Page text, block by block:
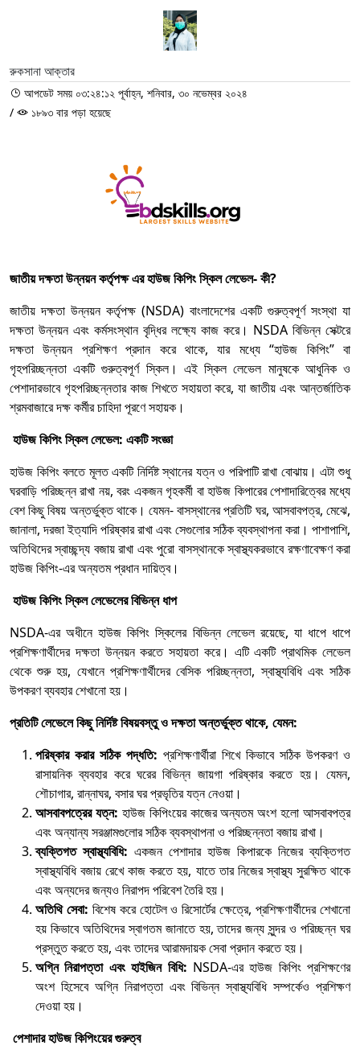
রুকসানা আক্তার
আপডেট সময় ০৩:২৪:১২ পূর্বাহ্ন, শনিবার, ৩০ নভেম্বর ২০২৪
/
১৮৯৩ বার পড়া হয়েছে
জাতীয় দক্ষতা উন্নয়ন কর্তৃপক্ষ এর হাউজ কিপিং স্কিল লেভেল- কী?
জাতীয় দক্ষতা উন্নয়ন কর্তৃপক্ষ (NSDA) বাংলাদেশের একটি গুরুত্বপূর্ণ সংস্থা যা
দক্ষতা উন্নয়ন এবং কর্মসংস্থান বৃদ্ধির লক্ষ্যে কাজ করে। NSDA বিভিন্ন সেক্টরে
দক্ষতা উন্নয়ন প্রশিক্ষণ প্রদান করে থাকে, যার মধ্যে “হাউজ কিপিং” বা
গৃহপরিচ্ছন্নতা একটি গুরুত্বপূর্ণ স্কিল। এই স্কিল লেভেল মানুষকে আধুনিক ও
পেশাদারভাবে গৃহপরিচ্ছন্নতার কাজ শিখতে সহায়তা করে, যা জাতীয় এবং আন্তর্জাতিক
শ্রমবাজারে দক্ষ কর্মীর চাহিদা পূরণে সহায়ক।
হাউজ কিপিং স্কিল লেভেল: একটি সংজ্ঞা
হাউজ কিপিং বলতে মূলত একটি নির্দিষ্ট স্থানের যত্ন ও পরিপাটি রাখা বোঝায়। এটা শুধু
ঘরবাড়ি পরিচ্ছন্ন রাখা নয়, বরং একজন গৃহকর্মী বা হাউজ কিপারের পেশাদারিত্বের মধ্যে
বেশ কিছু বিষয় অন্তর্ভুক্ত থাকে। যেমন- বাসস্থানের প্রতিটি ঘর, আসবাবপত্র, মেঝে,
জানালা, দরজা ইত্যাদি পরিষ্কার রাখা এবং সেগুলোর সঠিক ব্যবস্থাপনা করা। পাশাপাশি,
অতিথিদের স্বাচ্ছন্দ্য বজায় রাখা এবং পুরো বাসস্থানকে স্বাস্থ্যকরভাবে রক্ষণাবেক্ষণ করা
হাউজ কিপিং-এর অন্যতম প্রধান দায়িত্ব।
হাউজ কিপিং স্কিল লেভেলের বিভিন্ন ধাপ
NSDA-এর অধীনে হাউজ কিপিং স্কিলের বিভিন্ন লেভেল রয়েছে, যা ধাপে ধাপে
প্রশিক্ষণার্থীদের দক্ষতা উন্নয়ন করতে সহায়তা করে। এটি একটি প্রাথমিক লেভেল
থেকে শুরু হয়, যেখানে প্রশিক্ষণার্থীদের বেসিক পরিচ্ছন্নতা, স্বাস্থ্যবিধি এবং সঠিক
উপকরণ ব্যবহার শেখানো হয়।
প্রতিটি লেভেলে কিছু নির্দিষ্ট বিষয়বস্তু ও দক্ষতা অন্তর্ভুক্ত থাকে, যেমন:
পরিষ্কার করার সঠিক পদ্ধতি: প্রশিক্ষণার্থীরা শিখে কিভাবে সঠিক উপকরণ ও
রাসায়নিক ব্যবহার করে ঘরের বিভিন্ন জায়গা পরিষ্কার করতে হয়। যেমন,
শৌচাগার, রান্নাঘর, বসার ঘর প্রভৃতির যত্ন নেওয়া।
আসবাবপত্রের যত্ন: হাউজ কিপিংয়ের কাজের অন্যতম অংশ হলো আসবাবপত্র
এবং অন্যান্য সরঞ্জামগুলোর সঠিক ব্যবস্থাপনা ও পরিচ্ছন্নতা বজায় রাখা।
ব্যক্তিগত স্বাস্থ্যবিধি: একজন পেশাদার হাউজ কিপারকে নিজের ব্যক্তিগত
স্বাস্থ্যবিধি বজায় রেখে কাজ করতে হয়, যাতে তার নিজের স্বাস্থ্য সুরক্ষিত থাকে
এবং অন্যদের জন্যও নিরাপদ পরিবেশ তৈরি হয়।
অতিথি সেবা: বিশেষ করে হোটেল ও রিসোর্টের ক্ষেত্রে, প্রশিক্ষণার্থীদের শেখানো
হয় কিভাবে অতিথিদের স্বাগতম জানাতে হয়, তাদের জন্য সুন্দর ও পরিচ্ছন্ন ঘর
প্রস্তুত করতে হয়, এবং তাদের আরামদায়ক সেবা প্রদান করতে হয়।
অগ্নি নিরাপত্তা এবং হাইজিন বিধি: NSDA-এর হাউজ কিপিং প্রশিক্ষণের
অংশ হিসেবে অগ্নি নিরাপত্তা এবং বিভিন্ন স্বাস্থ্যবিধি সম্পর্কেও প্রশিক্ষণ
দেওয়া হয়।
পেশাদার হাউজ কিপিংয়ের গুরুত্ব